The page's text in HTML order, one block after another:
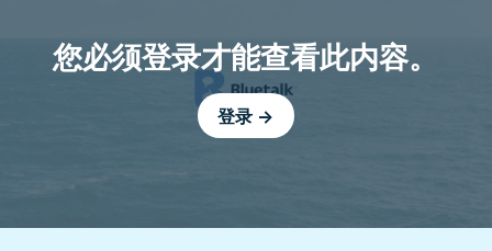
您必须登录才能查看此内容。
登录 →